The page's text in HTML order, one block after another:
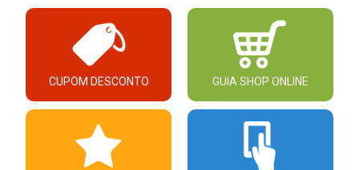
CUPOM DESCONTO GUIA SHOP ONLINE